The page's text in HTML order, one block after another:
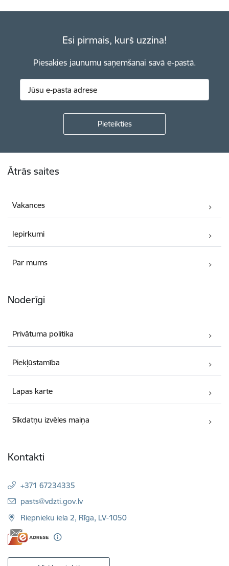
Esi pirmais, kurš uzzina!
Piesakies jaunumu saņemšanai savā e-pastā.
Ātrās saites
Vakances
Iepirkumi
Par mums
Noderīgi
Privātuma politika
Piekļūstamība
Lapas karte
Sīkdatņu izvēles maiņa
Kontakti
+371 67234335
E-pasts:
pasts@vdzti.gov.lv
Riepnieku iela 2, Rīga, LV-1050